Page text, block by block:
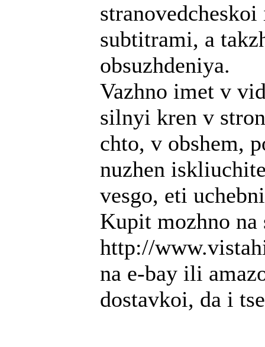
subtitrami, a
obsuzhdeniya.
Vazhno imet v
silnyi kren v
chto, v obshem,
nuzhen
vesgo, eti
Kupit mozhno na
http://
na e-bay ili
dostavkoi, da i